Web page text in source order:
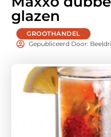
glazen
GROOTHANDEL
Gepubliceerd Door: